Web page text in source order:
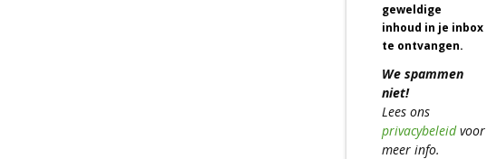
geweldige
inhoud in je inbox
te ontvangen.
We spammen
niet!
Lees ons
privacybeleidvoor
meer info.